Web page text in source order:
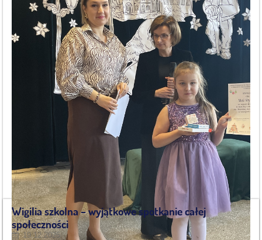
Wigilia szkolna – wyjątkowe spotkanie całej
społeczności
19.12.2025